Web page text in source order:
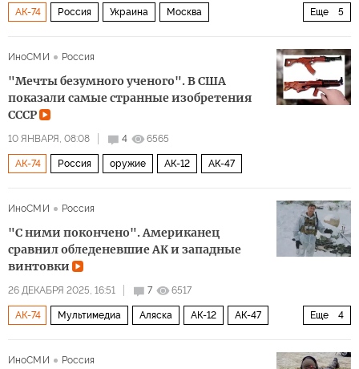
Еще 5
АК-74 Россия Украина Москва
ИноСМИ Россия
"Мечты безумного ученого". В США
показали самые странные изобретения
СССР
10 ЯНВАРЯ, 08:08 4 6565
АК-74 Россия оружие АК-12 АК-47
ИноСМИ Россия
"С ними покончено". Американец
сравнил обледеневшие АК и западные
винтовки
26 ДЕКАБРЯ 2025, 16:51 7 6517
Еще 4
АК-74 Мультимедиа Аляска АК-12 АК-47
ИноСМИ
Россия